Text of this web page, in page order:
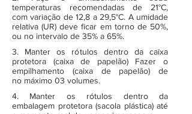
temperaturas recomendadas de 21°C,
com variação de 12,8 a 29,5°C. A umidade
relativa (UR) deve ficar em torno de 50%,
ou no intervalo de 35% a 65%.
3. Manter os rótulos dentro da caixa
protetora (caixa de papelão) Fazer o
empilhamento (caixa de papelão) de
no máximo 03 volumes.
4. Manter os rótulos dentro da
embalagem protetora (sacola plástica) até